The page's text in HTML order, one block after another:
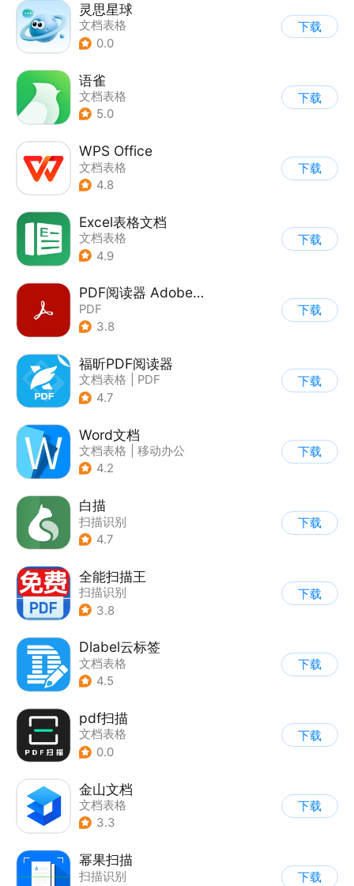
灵思星球
文档表格
0.0
下载
语雀
文档表格
5.0
下载
WPS Office
文档表格
4.8
下载
Excel表格文档
文档表格
4.9
下载
PDF阅读器 Adobe reader
PDF
3.8
下载
福昕PDF阅读器
文档表格
PDF
4.7
下载
Word文档
文档表格
移动办公
4.2
下载
白描
扫描识别
4.7
下载
全能扫描王
扫描识别
3.8
下载
Dlabel云标签
文档表格
4.5
下载
pdf扫描
文档表格
0.0
下载
金山文档
文档表格
3.3
下载
幂果扫描
扫描识别
下载